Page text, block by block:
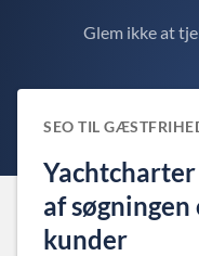
Glem ikke at
SEO TIL
af
kunder